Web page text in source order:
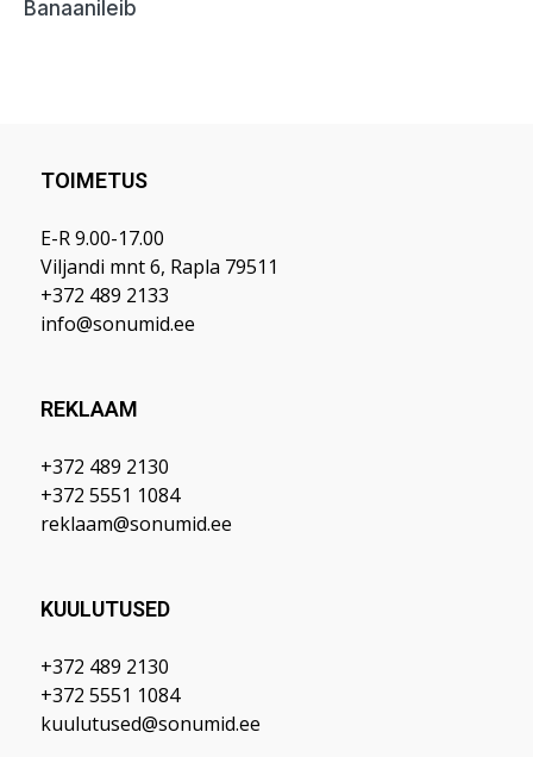
TOIMETUS
E-R 9.00-17.00
Viljandi mnt 6, Rapla 79511
+372 489 2133
info@sonumid.ee
REKLAAM
+372 489 2130
+372 5551 1084
reklaam@sonumid.ee
KUULUTUSED
+372 489 2130
+372 5551 1084
kuulutused@sonumid.ee